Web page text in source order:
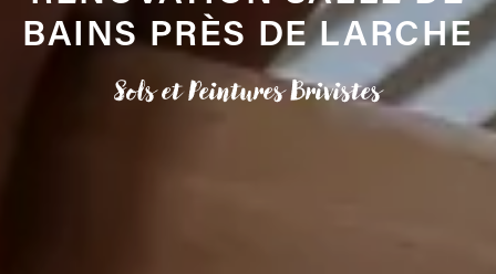
BAINS PRÈS DE LARCHE
Sols et Peintures Brivistes